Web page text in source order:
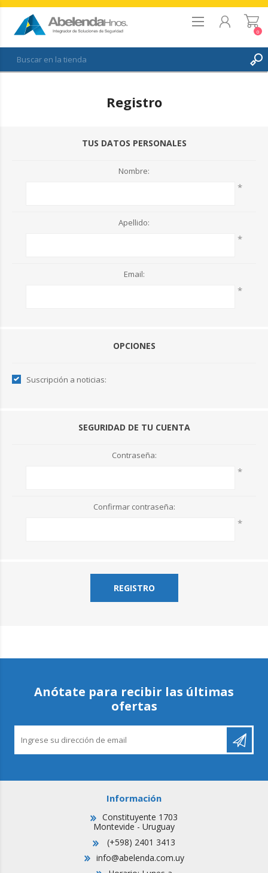
0
Registro
TUS DATOS PERSONALES
Nombre:
*
Apellido:
*
Email:
*
OPCIONES
Suscripción a noticias:
SEGURIDAD DE TU CUENTA
Contraseña:
*
Confirmar contraseña:
*
Anótate para recibir las últimas
ofertas
Información
Constituyente 1703
Montevide - Uruguay
(+598) 2401 3413
info@abelenda.com.uy